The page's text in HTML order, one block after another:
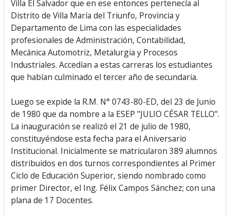
Villa El Salvador que en ese entonces pertenecía al
Distrito de Villa María del Triunfo, Provincia y
Departamento de Lima con las especialidades
profesionales de Administración, Contabilidad,
Mecánica Automotriz, Metalurgia y Procesos
Industriales. Accedían a estas carreras los estudiantes
que habían culminado el tercer año de secundaria.
Luego se expide la R.M. N° 0743-80-ED, del 23 de Junio
de 1980 que da nombre a la ESEP "JULIO CÉSAR TELLO".
La inauguración se realizó el 21 de julio de 1980,
constituyéndose esta fecha para el Aniversario
Institucional. Inicialmente se matricularon 389 alumnos
distribuidos en dos turnos correspondientes al Primer
Ciclo de Educación Superior, siendo nombrado como
primer Director, el Ing. Félix Campos Sánchez; con una
plana de 17 Docentes.